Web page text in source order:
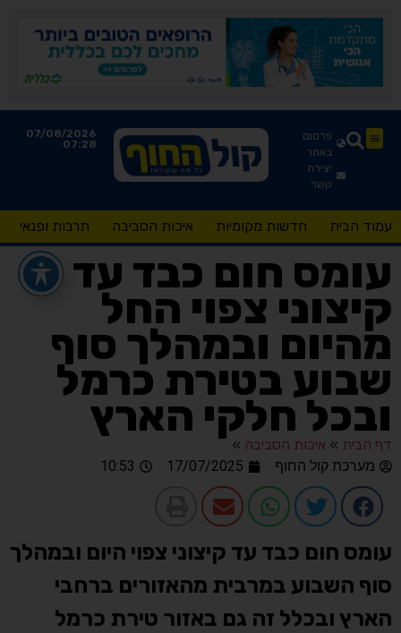
פרסום
באתר
יצירת
קשר
07/08/2026
07:28
עמוד הבית חדשות מקומיות איכות הסביבה תרבות ופנאי
עומס חום כבד עד
קיצוני צפוי החל
מהיום ובמהלך סוף
שבוע בטירת כרמל
ובכל חלקי הארץ
דף הבית » איכות הסביבה »
מערכת קול החוף
17/07/2025
10:53
עומס חום כבד עד קיצוני צפוי היום ובמהלך
סוף השבוע במרבית מהאזורים ברחבי
הארץ ובכלל זה גם באזור טירת כרמל